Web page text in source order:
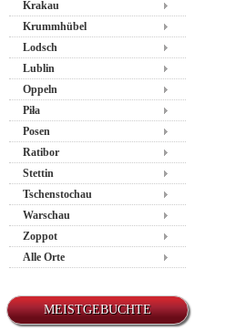
Krakau
Krummhübel
Lodsch
Lublin
Oppeln
Piła
Posen
Ratibor
Stettin
Tschenstochau
Warschau
Zoppot
Alle Orte
MEISTGEBUCHTE